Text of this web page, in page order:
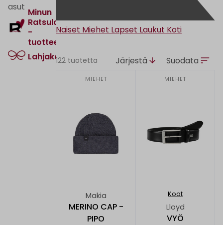
asut Minun
Ratsula
-
tuotteet
Lahjakortti
Naiset Miehet Lapset Laukut Koti
122 tuotetta Järjestä Suodata
MIEHET
Makia
MERINO CAP -
PIPO
MIEHET
Koot
Lloyd
VYÖ